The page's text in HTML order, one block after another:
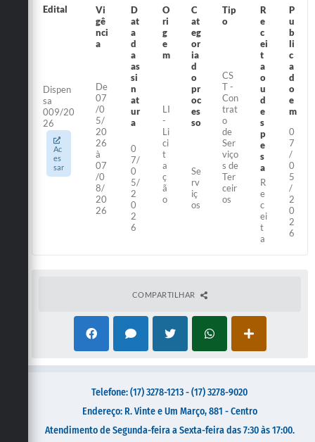
Serviços Online
Telefones Úteis
A Prefeitura
Enquete
Jornal
Agenda
Contato
Edital
Dispen
sa
009/20
26
Ac
es
sar
Vi
gê
nci
a
De
07
/0
5/
20
26
à
07
/0
8/
20
26
D
at
a
d
a
as
si
n
at
ur
a
0
7/
0
5/
2
0
2
6
O
ri
g
e
m
LI
-
Li
ci
t
a
ç
ã
o
C
at
eg
or
ia
d
o
pr
oc
es
so
Se
rv
iç
os
Tip
o
CS
T -
Con
trat
o
de
Ser
viço
s de
Ter
ceir
os
R
e
c
ei
t
a
o
u
d
e
s
p
e
s
a
R
e
c
ei
t
a
P
u
b
li
c
a
d
o
e
m
0
7
/
0
5
/
2
0
2
6
COMPARTILHAR
Telefone: (17) 3278-1213 - (17) 3278-9020
Endereço: R. Vinte e Um Março, 881 - Centro
Atendimento de Segunda-feira a Sexta-feira das 7:30 às 17:00.